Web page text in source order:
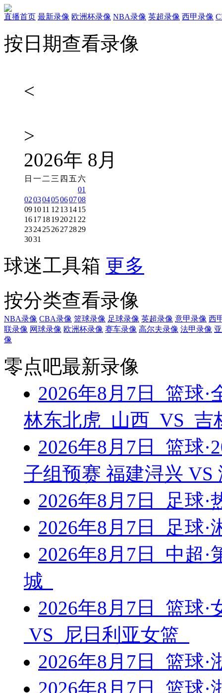
直播首页 最新录像 欧洲杯录像 NBA录像 英超录像 西甲录像
按日期查看录像
<
>
2026年 8 月
日 一 二 三 四 五 六
01
02030405060708
091011 12 131415
161718192021 22
23242526272829
3031
球迷工具箱 更多
按分类查看录像
NBA录像 CBA录像 篮球录像 足球录像 英超录像 意甲录像 西
联录像 网球录像 欧洲杯录像 赛车录像 高尔夫录像 法甲录像
像
零点吧最新录像
2026年8月7日 篮球·
林东北虎 山西 VS
2026年8月7日 篮球
子组预赛 福建浔兴
2026年8月7日 足球
2026年8月7日 足球
2026年8月7日 中超
城
2026年8月7日 篮球
VS 尼日利亚女篮
2026年8月7日 篮球
2026年8月7日 篮球